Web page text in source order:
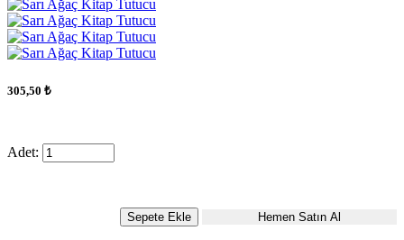
305,50 ₺
Adet:
Sepete Ekle Hemen Satın Al